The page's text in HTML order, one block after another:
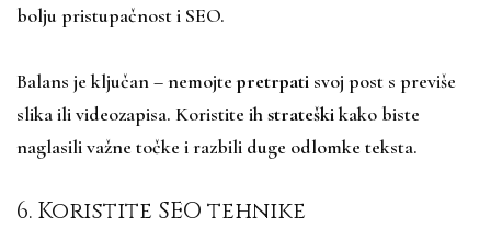
bolju pristupačnost i SEO.
Balans je ključan – nemojtepretrpati svoj post s previše
slika ili videozapisa. Koristite ihstrateškikako biste
naglasili važne točke i razbili duge odlomke teksta.
6. Koristite SEO tehnike